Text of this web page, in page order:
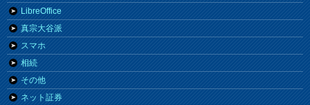
LibreOffice
真宗大谷派
スマホ
相続
その他
ネット証券